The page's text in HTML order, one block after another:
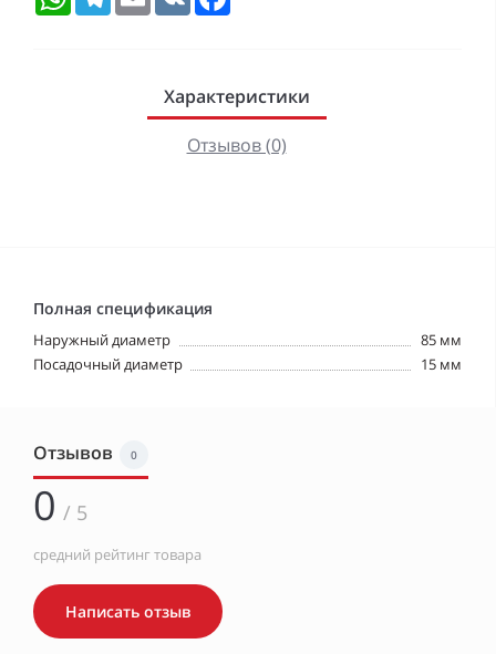
Характеристики
Отзывов (0)
Полная спецификация
Наружный диаметр
85 мм
Посадочный диаметр
15 мм
Отзывов 0
0 / 5
средний рейтинг товара
Написать отзыв